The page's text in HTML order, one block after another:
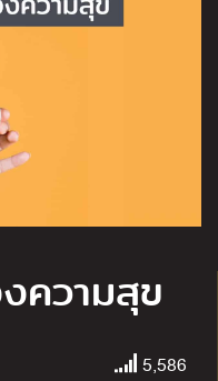
ความสุข
5,586